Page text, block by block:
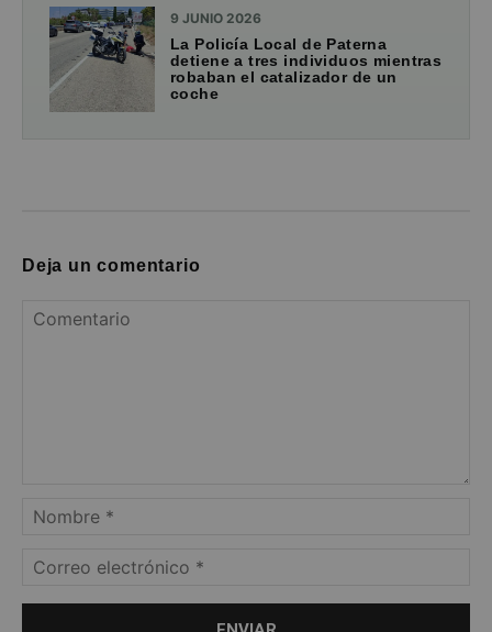
9 JUNIO 2026
La Policía Local de Paterna
detiene a tres individuos mientras
robaban el catalizador de un
coche
Deja un comentario